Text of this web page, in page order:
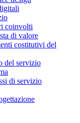
coinvolti
di valore
costitutivi del
del servizio
di servizio